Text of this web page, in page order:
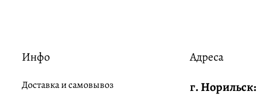
Инфо
Доставка и самовывоз
Адреса
г. Норильск: